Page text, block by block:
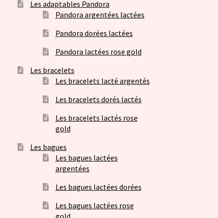
Les adaptables Pandora
Pandora argentées lactées
Pandora dorées lactées
Pandora lactées rose gold
Les bracelets
Les bracelets lacté argentés
Les bracelets dorés lactés
Les bracelets lactés rose
gold
Les bagues
Les bagues lactées
argentées
Les bagues lactées dorées
Les bagues lactées rose